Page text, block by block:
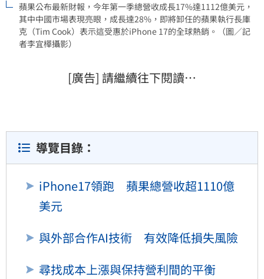
蘋果公布最新財報，今年第一季總營收成長17%達1112億美元，
其中中國市場表現亮眼，成長達28%，即將卸任的蘋果執行長庫
克（Tim Cook）表示這受惠於iPhone 17的全球熱銷。（圖／記
者李宜樺攝影）
[廣告] 請繼續往下閱讀…
導覽目錄：
iPhone17領跑 蘋果總營收超1110億
美元
與外部合作AI技術 有效降低損失風險
尋找成本上漲與保持營利間的平衡